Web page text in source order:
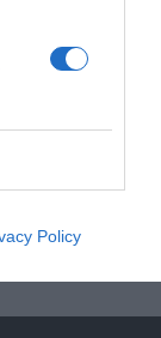
Policy
servis